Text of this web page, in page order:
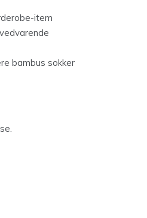
item
bambus sokker